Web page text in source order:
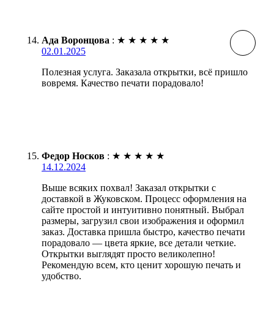
Ада Воронцова : ★ ★ ★ ★ ★
02.01.2025
Полезная услуга. Заказала открытки, всё пришло
вовремя. Качество печати порадовало!
Федор Носков : ★ ★ ★ ★ ★
14.12.2024
Выше всяких похвал! Заказал открытки с
доставкой в Жуковском. Процесс оформления на
сайте простой и интуитивно понятный. Выбрал
размеры, загрузил свои изображения и оформил
заказ. Доставка пришла быстро, качество печати
порадовало — цвета яркие, все детали четкие.
Открытки выглядят просто великолепно!
Рекомендую всем, кто ценит хорошую печать и
удобство.